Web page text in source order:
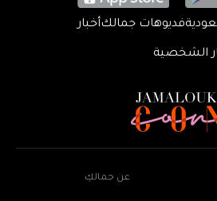
فديوهات جمالكأخبار
الشخصية
عن جمالكِ